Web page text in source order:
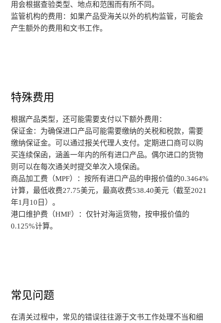
用会根据查验类型、地点和范围而有所不同。
监管机构的费用：如果产品受海关以外的机构监管，可能会
产生额外的费用和文书工作。
特殊费用
根据产品类型，还可能需要支付以下额外费用：
保证金：为确保进口产品可能需要缴纳的关税和税款，需要
缴纳保证金。可以通过报关代理人支付。定期进口商可以购
买连续保函，涵盖一年内的所有进口产品。偶尔进口的货物
则可以在每次通关时提交单次入境保函。
商品加工费（MPF）：按所有进口产品的申报价值的0.3464%
计算，最低收费27.75美元，最高收费538.40美元（截至2021
年1月10日）。
港口维护费（HMF）：仅针对海运货物，按申报价值的
0.125%计算。
常见问题
在清关过程中，常见的错误往往源于文书工作处理不当和细